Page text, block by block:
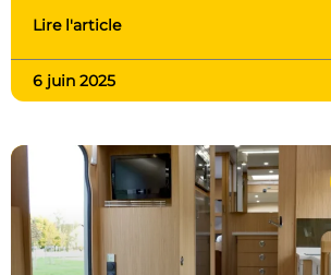
Lire l'article
6 juin 2025